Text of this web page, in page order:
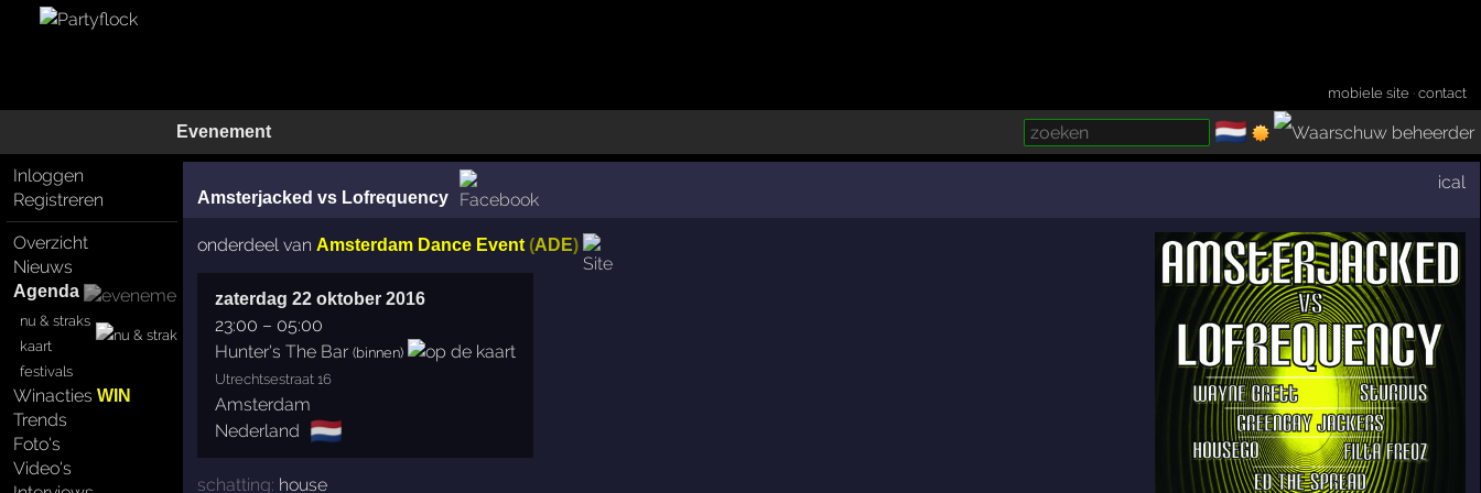
mobiele site ·contact
Evenement 🇳🇱
Inloggen
Registreren
Overzicht
Nieuws
Agenda
nu & straks
kaart
festivals
WinactiesWIN
Trends
Foto's
Video's
Amsterjacked vs Lofrequency
ical
onderdeel van Amsterdam Dance Event (ADE)
zaterdag 22 oktober 2016
23:00 – 05:00
Hunter's The Bar (binnen)
Utrechtsestraat 16
Amsterdam
Nederland 🇳🇱
schatting: house